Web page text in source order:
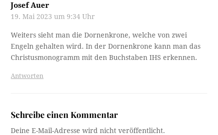
Josef Auer
19. Mai 2023 um 9:34 Uhr
Weiters sieht man die Dornenkrone, welche von zwei
Engeln gehalten wird. In der Dornenkrone kann man das
Christusmonogramm mit den Buchstaben IHS erkennen.
Antworten
Schreibe einen Kommentar
Deine E-Mail-Adresse wird nicht veröffentlicht.